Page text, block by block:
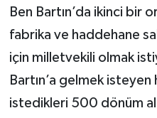
Ben Bartın’da ikinci bir
fabrika ve haddehane
için milletvekili olmak
Bartın’a gelmek
istedikleri 500 dönüm